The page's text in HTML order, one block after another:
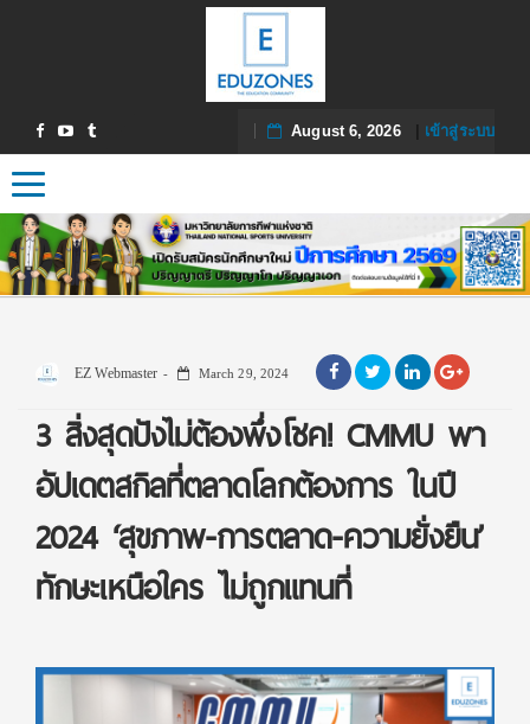
August 6, 2026| เข้าสู่ระบบ
Toggle navigation
EZ Webmaster March 29, 2024
3 สิ่งสุดปังไม่ต้องพึ่งโชค! CMMU พา
อัปเดตสกิลที่ตลาดโลกต้องการ ในปี
2024 ‘สุขภาพ-การตลาด-ความยั่งยืน’
ทักษะเหนือใคร ไม่ถูกแทนที่